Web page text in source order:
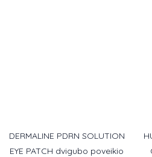
DERMALINE PDRN SOLUTION
EYE PATCH dvigubo poveikio